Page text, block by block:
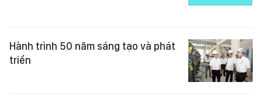
Hành trình 50 năm sáng tạo và phát
triển